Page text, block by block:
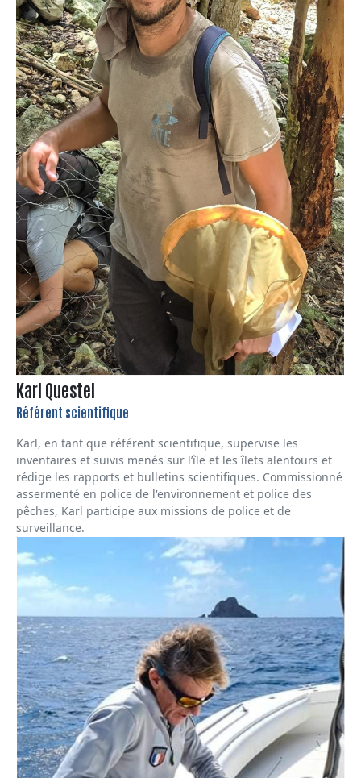
Karl Questel
Référent scientifique
Karl, en tant que référent scientifique, supervise les
inventaires et suivis menés sur l’île et les îlets alentours et
rédige les rapports et bulletins scientifiques. Commissionné
assermenté en police de l'environnement et police des
pêches, Karl participe aux missions de police et de
surveillance.